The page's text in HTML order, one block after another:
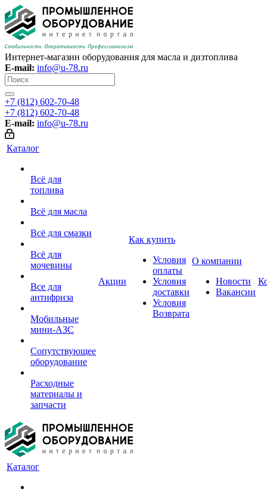
Интернет-магазин оборудования для масла и дизтоплива
E-mail: info@u-78.ru
+7 (812) 602-70-48
+7 (812) 602-70-48
E-mail: info@u-78.ru
Каталог
Всё для
топлива
Всё для масла
Всё для смазки
Всё для
мочевины
Все для
антифриза
Мобильные
мини-АЗС
Сопутствующее
оборудование
Расходные
материалы и
запчасти
Акции
Как купить
Условия
оплаты
Условия
доставки
Условия
Возврата
О компании
Новости
Вакансии
Каталог